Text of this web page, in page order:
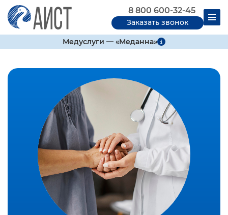
8 800 600-32-45
Заказать звонок
Медуслуги — «Меданна»